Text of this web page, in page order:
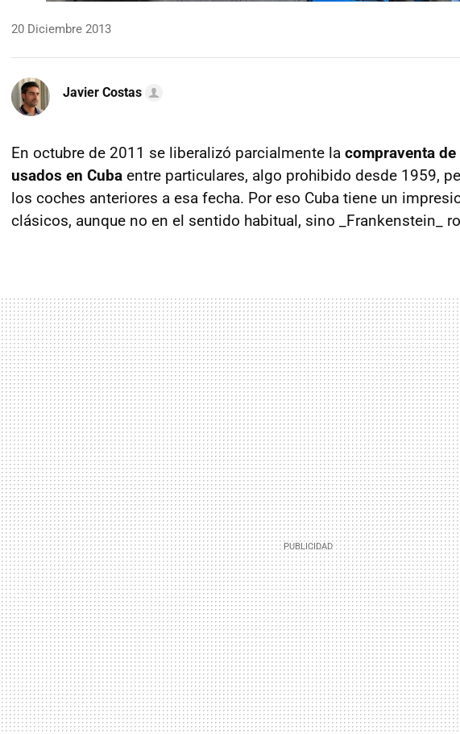
20 Diciembre 2013
Javier Costas
En octubre de 2011 se liberalizó parcialmente la compraventa
usados en Cuba entre particulares, algo prohibido desde 1959,
los coches anteriores a esa fecha. Por eso Cuba tiene un
clásicos, aunque no en el sentido habitual, sino _Frankenstein_